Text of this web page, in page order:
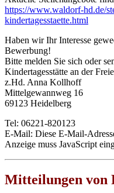
https://www.waldorf-hd.de/
kindertagesstaette.html
Haben wir Ihr Interesse
Bewerbung!
Bitte melden Sie sich oder
Kindertagesstätte an der
z.Hd. Anna Kollhoff
Mittelgewannweg 16
69123 Heidelberg
Tel: 06221-820123
E-Mail: Diese E-Mail-
Anzeige muss JavaScript
Mitteilungen von